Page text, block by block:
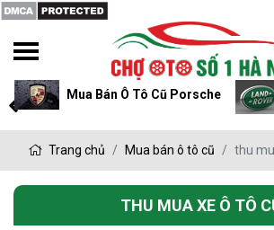
Mua Bán Ô Tô Cũ Porsche
Trang chủ Mua bán ô tô cũ thu
THU MUA XE Ô TÔ